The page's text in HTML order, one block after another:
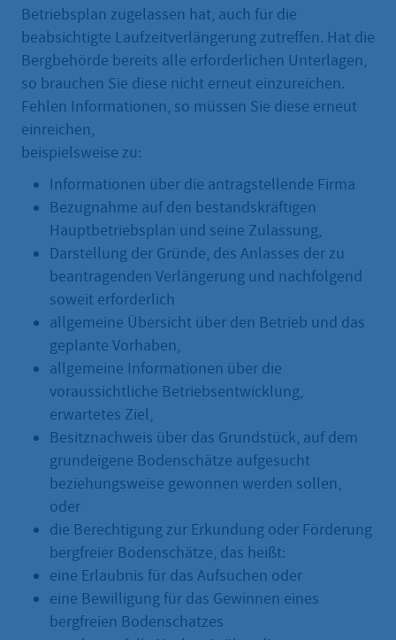
Betriebsplan zugelassen hat, auch für die
beabsichtigte Laufzeitverlängerung zutreffen. Hat die
Bergbehörde bereits alle erforderlichen Unterlagen,
so brauchen Sie diese nicht erneut einzureichen.
Fehlen Informationen, so müssen Sie diese erneut
einreichen,
beispielsweise zu:
Informationen über die antragstellende Firma
Bezugnahme auf den bestandskräftigen
Hauptbetriebsplan und seine Zulassung,
Darstellung der Gründe, des Anlasses der zu
beantragenden Verlängerung und nachfolgend
soweit erforderlich
allgemeine Übersicht über den Betrieb und das
geplante Vorhaben,
allgemeine Informationen über die
voraussichtliche Betriebsentwicklung,
erwartetes Ziel,
Besitznachweis über das Grundstück, auf dem
grundeigene Bodenschätze aufgesucht
beziehungsweise gewonnen werden sollen,
oder
die Berechtigung zur Erkundung oder Förderung
bergfreier Bodenschätze, das heißt:
eine Erlaubnis für das Aufsuchen oder
eine Bewilligung für das Gewinnen eines
bergfreien Bodenschatzes